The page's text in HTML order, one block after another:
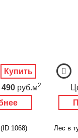
490 руб.м2
Купить
1068) Лес в